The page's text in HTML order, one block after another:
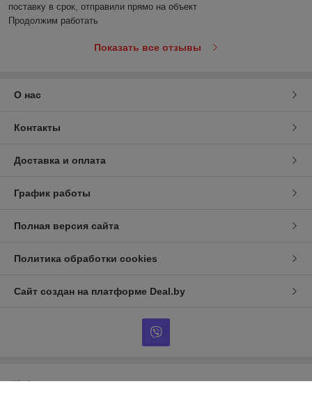
поставку в срок, отправили прямо на объект
Продолжим работать
Показать все отзывы
О нас
Контакты
Доставка и оплата
График работы
Полная версия сайта
Политика обработки cookies
Сайт создан на платформе Deal.by
Информация для покупателя